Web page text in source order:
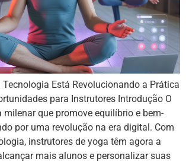
Tecnologia Está Revolucionando a Prática
para Instrutores Introdução O
milenar que promove equilíbrio e bem-
por uma revolução na era digital. Com
instrutores de yoga têm agora a
mais alunos e personalizar suas